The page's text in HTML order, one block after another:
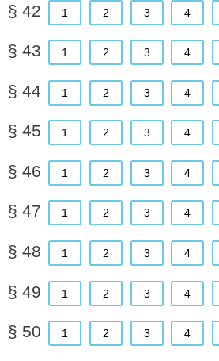
§ 42 1 2 3 4
§ 43 1 2 3 4
§ 44 1 2 3 4
§ 45 1 2 3 4
§ 46 1 2 3 4
§ 47 1 2 3 4
§ 48 1 2 3 4
§ 49 1 2 3 4
§ 50 1 2 3 4